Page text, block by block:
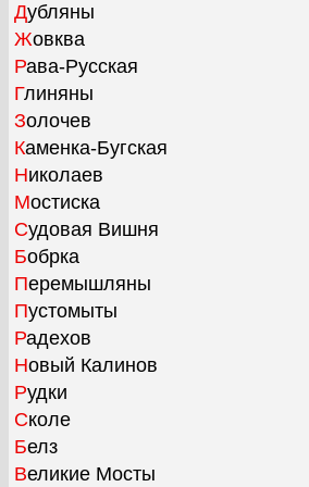
Дубляны
Жовква
Рава-Русская
Глиняны
Золочев
Каменка-Бугская
Николаев
Мостиска
Судовая Вишня
Бобрка
Перемышляны
Пустомыты
Радехов
Новый Калинов
Рудки
Сколе
Белз
Великие Мосты